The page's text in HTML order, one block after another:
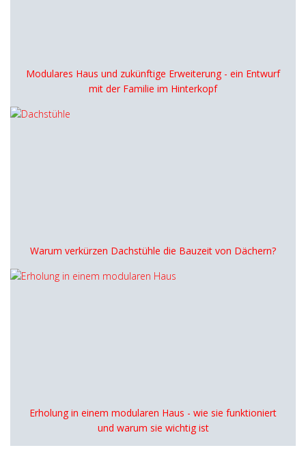
Modulares Haus und zukünftige Erweiterung - ein Entwurf
mit der Familie im Hinterkopf
Warum verkürzen Dachstühle die Bauzeit von Dächern?
Erholung in einem modularen Haus - wie sie funktioniert
und warum sie wichtig ist